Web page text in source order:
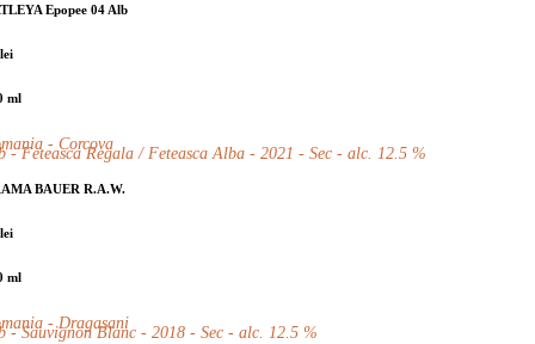
Epopee 04 Alb
ml
- Corcova
- Feteasca Regala / Feteasca Alba - 2021 - Sec - alc. 12.5 %
BAUER R.A.W.
ml
- Dragasani
- Sauvignon Blanc - 2018 - Sec - alc. 12.5 %